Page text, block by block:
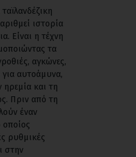
ιστορία
Είναι η τέχνη
τα
αγκώνες,
για αυτοάμυνα,
και τη
Πριν από τη
έναν
οποίος
ρυθμικές
στην